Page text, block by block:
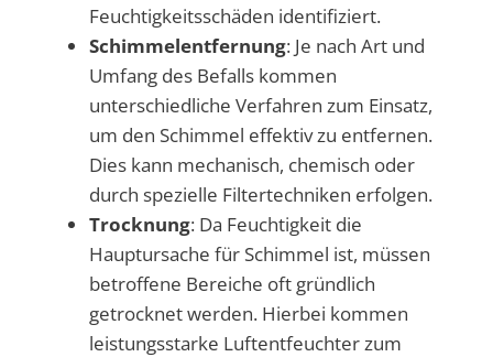
Feuchtigkeitsschäden identifiziert.
Schimmelentfernung: Je nach Art und
Umfang des Befalls kommen
unterschiedliche Verfahren zum Einsatz,
um den Schimmel effektiv zu entfernen.
Dies kann mechanisch, chemisch oder
durch spezielle Filtertechniken erfolgen.
Trocknung: Da Feuchtigkeit die
Hauptursache für Schimmel ist, müssen
betroffene Bereiche oft gründlich
getrocknet werden. Hierbei kommen
leistungsstarke Luftentfeuchter zum